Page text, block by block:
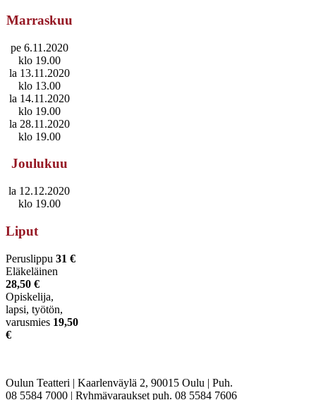
Marraskuu
pe 6.11.2020
klo 19.00
la 13.11.2020
klo 13.00
la 14.11.2020
klo 19.00
la 28.11.2020
klo 19.00
Joulukuu
la 12.12.2020
klo 19.00
Liput
Peruslippu 31 €
Eläkeläinen
28,50 €
Opiskelija,
lapsi, työtön,
varusmies 19,50
€
Oulun Teatteri | Kaarlenväylä 2, 90015 Oulu | Puh.
08 5584 7000 | Ryhmävaraukset puh. 08 5584 7606